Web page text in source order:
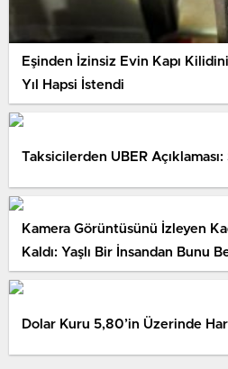
Eşinden İzinsiz Evin Kapı
Yıl Hapsi İstendi
Taksicilerden UBER Açıklaması:
Kamera Görüntüsünü İzleyen
Kaldı: Yaşlı Bir İnsandan Bunu
Dolar Kuru 5,80’in Üzerinde